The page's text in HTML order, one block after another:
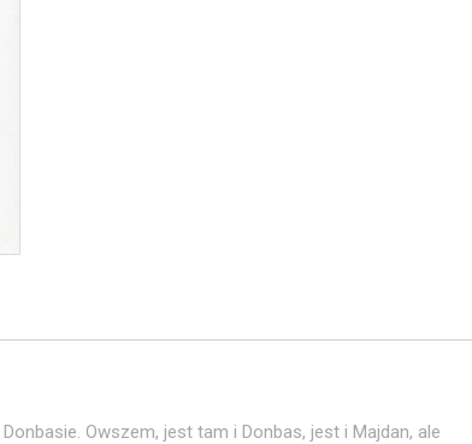
Owszem, jest tam i Donbas, jest i Majdan, ale